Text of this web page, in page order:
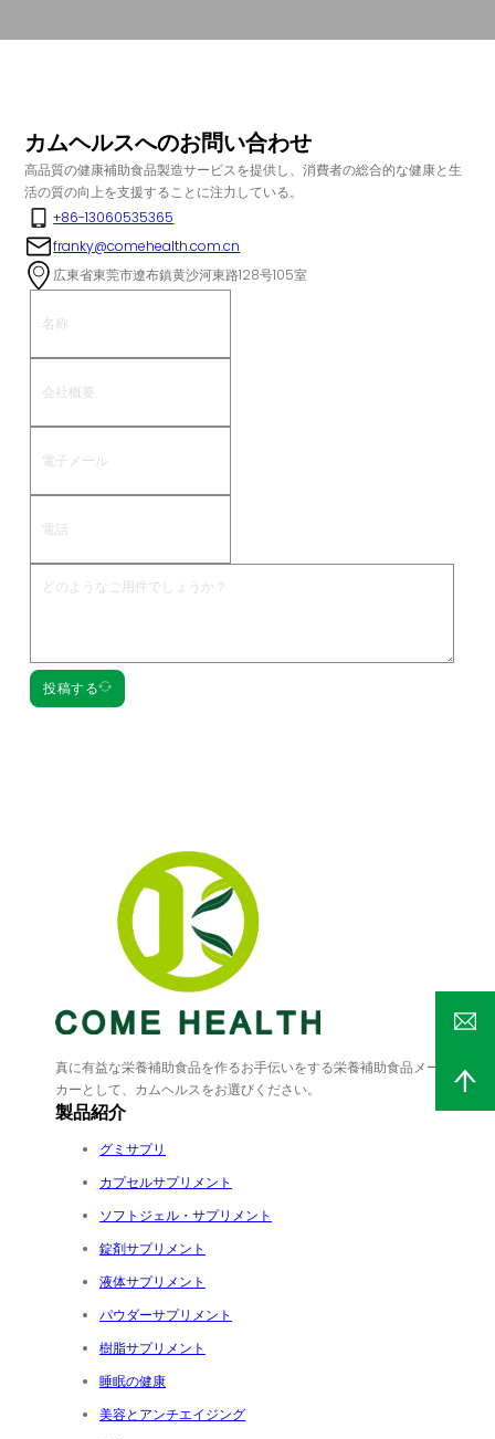
カムヘルスへのお問い合わせ
高品質の健康補助食品製造サービスを提供し、消費者の総合的な健康と生
活の質の向上を支援することに注力している。
+86-13060535365
franky@comehealth.com.cn
広東省東莞市遼布鎮黄沙河東路128号105室
投稿する
真に有益な栄養補助食品を作るお手伝いをする栄養補助食品メー
カーとして、カムヘルスをお選びください。
製品紹介
グミサプリ
カプセルサプリメント
ソフトジェル・サプリメント
錠剤サプリメント
液体サプリメント
パウダーサプリメント
樹脂サプリメント
睡眠の健康
美容とアンチエイジング